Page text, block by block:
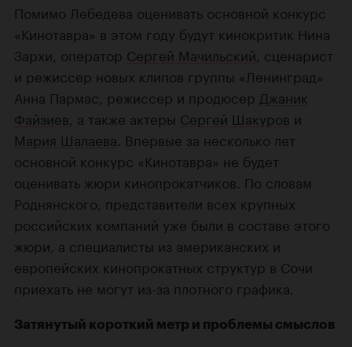
Помимо Лебедева оценивать основной конкурс
«Кинотавра» в этом году будут кинокритик Нина
Зархи, оператор Сергей Мачильский , сценарист
и режиссер новых клипов группы «Ленинград»
Анна Пармас, режиссер и продюсер Джаник
Файзиев , а также актеры Сергей Шакуров и
Мария Шалаева . Впервые за несколько лет
основной конкурс «Кинотавра» не будет
оценивать жюри кинопрокатчиков. По словам
Роднянского, представители всех крупных
российских компаний уже были в составе этого
жюри, а специалисты из американских и
европейских кинопрокатных структур в Сочи
приехать не могут из-за плотного графика.
Затянутый короткий метр и проблемы смыслов